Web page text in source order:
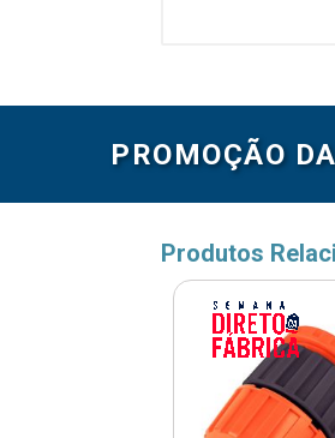
PROMOÇÃO
Produtos